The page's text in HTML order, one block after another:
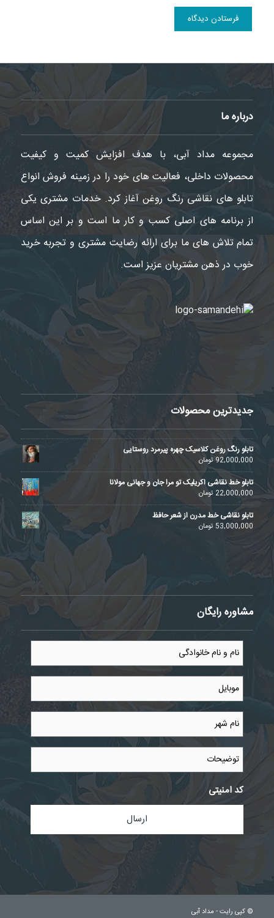
درباره ما
مجموعه مداد آبی، با هدف افزایش کمیت و کیفیت
محصولات داخلی، فعالیت های خود را در زمینه فروش انواع
تابلو های نقاشی رنگ روغن آغاز کرد. خدمات مشتری یکی
از برنامه های اصلی کسب و کار ما است و بر این اساس
تمام تلاش های ما برای ارائه رضایت مشتری و تجربه خرید
خوب در ذهن مشتریان عزیز است.
جدیدترین محصولات
تابلو رنگ روغن کلاسیک چهره پیرمرد روستایی
92,000,000تومان
تابلو خط نقاشی اکریلیک تو مرا جان و جهانی مولانا
22,000,000 تومان
تابلو نقاشی خط مدرن از شعر حافظ
53,000,000 تومان
مشاوره رایگان
نام
نام
خانوادگی
موبایل
نام
شهر *
توضیحات
کد امنیتی
© کپی رایت - مداد آبی